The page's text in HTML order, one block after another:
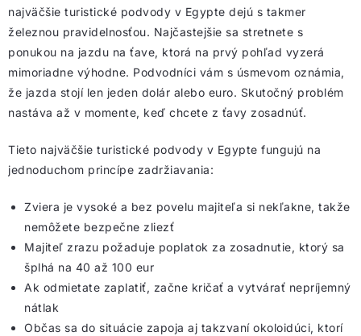
najväčšie turistické podvody v Egypte dejú s takmer
železnou pravidelnosťou. Najčastejšie sa stretnete s
ponukou na jazdu na ťave, ktorá na prvý pohľad vyzerá
mimoriadne výhodne. Podvodníci vám s úsmevom oznámia,
že jazda stojí len jeden dolár alebo euro. Skutočný problém
nastáva až v momente, keď chcete z ťavy zosadnúť.
Tieto najväčšie turistické podvody v Egypte fungujú na
jednoduchom princípe zadržiavania:
Zviera je vysoké a bez povelu majiteľa si nekľakne, takže
nemôžete bezpečne zliezť
Majiteľ zrazu požaduje poplatok za zosadnutie, ktorý sa
šplhá na 40 až 100 eur
Ak odmietate zaplatiť, začne kričať a vytvárať nepríjemný
nátlak
Občas sa do situácie zapoja aj takzvaní okoloidúci, ktorí